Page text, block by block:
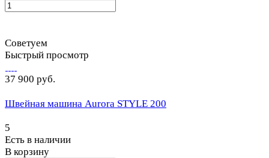
Советуем
Быстрый просмотр
37 900 руб.
Швейная машина Aurora STYLE 200
5
Есть в наличии
В корзину